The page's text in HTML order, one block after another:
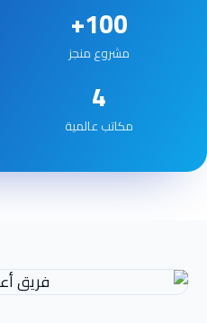
100+
مشروع منجز
4
مكاتب عالمية